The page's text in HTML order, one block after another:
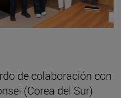
de colaboración con
(Corea del Sur)